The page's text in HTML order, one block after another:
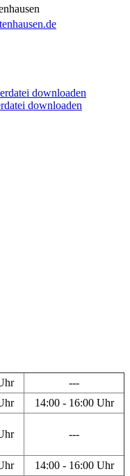
downloaden
downloaden
---
14:00 - 16:00 Uhr
---
14:00 - 16:00 Uhr